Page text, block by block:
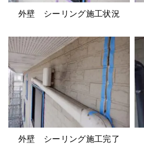
外壁 シーリング施工状況
外壁 シーリング施工完了